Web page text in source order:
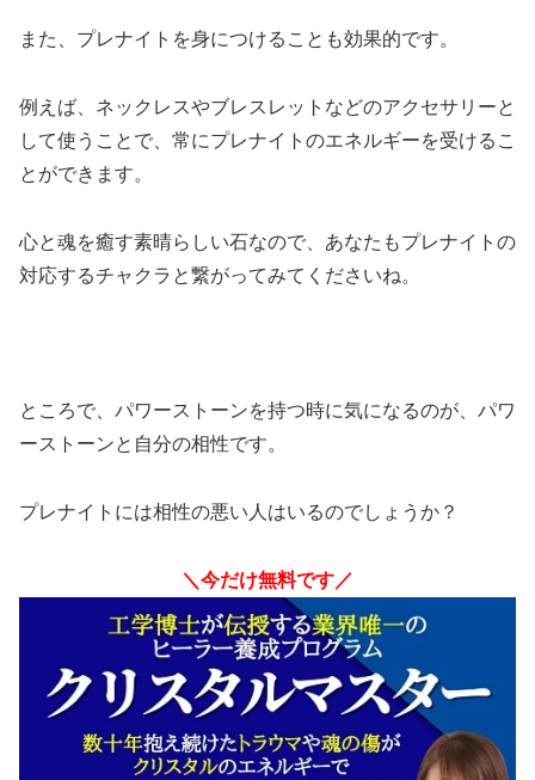
また、プレナイトを身につけることも効果的です。
例えば、ネックレスやブレスレットなどのアクセサリーと
して使うことで、常にプレナイトのエネルギーを受けるこ
とができます。
心と魂を癒す素晴らしい石なので、あなたもプレナイトの
対応するチャクラと繋がってみてくださいね。
ところで、パワーストーンを持つ時に気になるのが、パワ
ーストーンと自分の相性です。
プレナイトには相性の悪い人はいるのでしょうか？
＼今だけ無料です／